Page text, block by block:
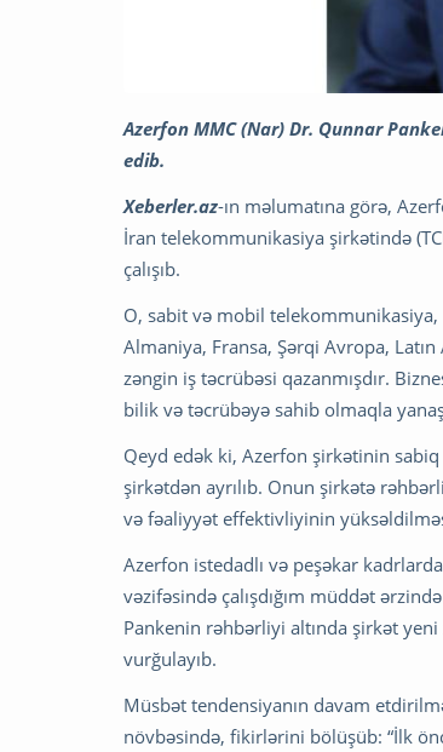
Azerfon MMC (Nar) Dr. Qunnar
edib.
Xeberler.az-ın məlumatına görə,
İran telekommunikasiya şirkətində
çalışıb.
O, sabit və mobil
Almaniya, Fransa, Şərqi Avropa,
zəngin iş təcrübəsi qazanmışdır.
bilik və təcrübəyə sahib olmaqla
Qeyd edək ki, Azerfon şirkətinin
şirkətdən ayrılıb. Onun şirkətə
və fəaliyyət effektivliyinin
Azerfon istedadlı və peşəkar
vəzifəsində çalışdığım müddət
Pankenin rəhbərliyi altında şirkət
vurğulayıb.
Müsbət tendensiyanın davam
növbəsində, fikirlərini bölüşüb: “İlk